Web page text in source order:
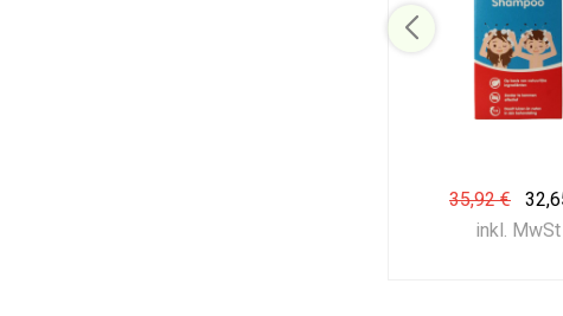
35,92 €
inkl. MwSt